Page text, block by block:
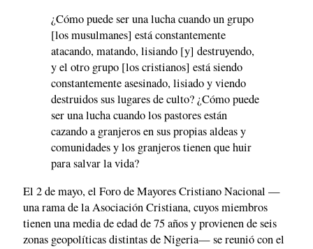
¿Cómo puede ser una lucha cuando un grupo
[los musulmanes] está constantemente
atacando, matando, lisiando [y] destruyendo,
y el otro grupo [los cristianos] está siendo
constantemente asesinado, lisiado y viendo
destruidos sus lugares de culto? ¿Cómo puede
ser una lucha cuando los pastores están
cazando a granjeros en sus propias aldeas y
comunidades y los granjeros tienen que huir
para salvar la vida?
El 2 de mayo, el Foro de Mayores Cristiano Nacional —
una rama de la Asociación Cristiana, cuyos miembros
tienen una media de edad de 75 años y provienen de seis
zonas geopolíticas distintas de Nigeria— se reunió con el